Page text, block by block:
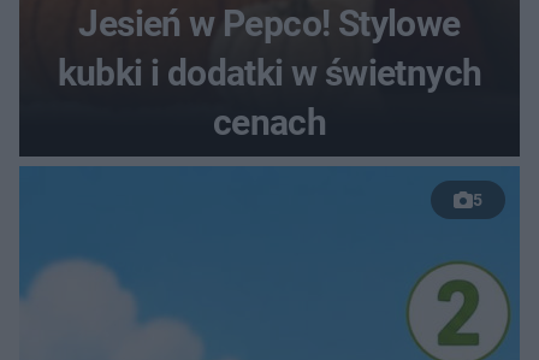
Jesień w Pepco! Stylowe
kubki i dodatki w świetnych
cenach
5